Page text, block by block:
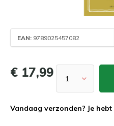
EAN: 9789025457082
€ 17,99
Vandaag verzonden? Je hebt